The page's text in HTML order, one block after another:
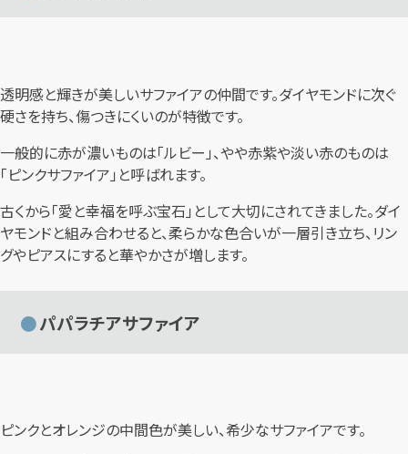
透明感と輝きが美しいサファイアの仲間です。ダイヤモンドに次ぐ
硬さを持ち、傷つきにくいのが特徴です。
一般的に赤が濃いものは「ルビー」、やや赤紫や淡い赤のものは
「ピンクサファイア」と呼ばれます。
古くから「愛と幸福を呼ぶ宝石」として大切にされてきました。ダイ
ヤモンドと組み合わせると、柔らかな色合いが一層引き立ち、リン
グやピアスにすると華やかさが増します。
パパラチアサファイア
ピンクとオレンジの中間色が美しい、希少なサファイアです。